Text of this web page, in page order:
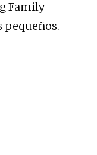
Family
pequeños.